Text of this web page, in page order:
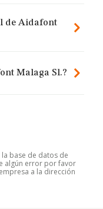
de Aidafont
Malaga Sl.?
base de datos de
algún error por favor
a la dirección